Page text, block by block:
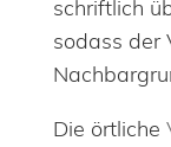
schriftlich
sodass der
Die örtliche